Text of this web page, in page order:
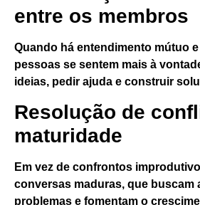
entre os membros
Quando há entendimento mútuo
pessoas se sentem mais à
ideias, pedir ajuda e construir
Resolução de
maturidade
Em vez de confrontos
conversas maduras, que buscam
problemas e fomentam o